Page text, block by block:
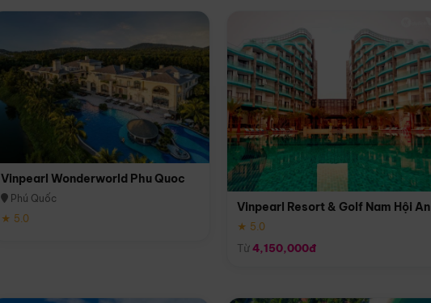
Vinpearl Wonderworld Phu Quoc
Phú Quốc
★ 5.0
Vinpearl Resort & Golf Nam Hội An
★ 5.0
Từ4,150,000đ